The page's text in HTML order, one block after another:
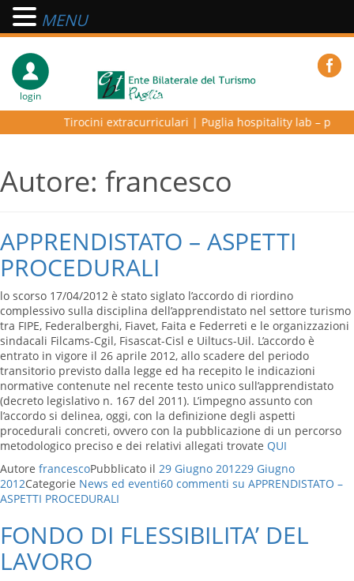
login
Tirocini extracurriculari|Puglia hospitality lab –
Autore: francesco
APPRENDISTATO – ASPETTI
PROCEDURALI
lo scorso 17/04/2012 è stato siglato l’accordo di riordino
complessivo sulla disciplina dell’apprendistato nel settore turismo
tra FIPE, Federalberghi, Fiavet, Faita e Federreti e le organizzazioni
sindacali Filcams-Cgil, Fisascat-Cisl e Uiltucs-Uil. L’accordo è
entrato in vigore il 26 aprile 2012, allo scadere del periodo
transitorio previsto dalla legge ed ha recepito le indicazioni
normative contenute nel recente testo unico sull’apprendistato
(decreto legislativo n. 167 del 2011). L’impegno assunto con
l’accordo si delinea, oggi, con la definizione degli aspetti
procedurali concreti, ovvero con la pubblicazione di un percorso
metodologico preciso e dei relativi allegati trovate QUI
Autore francescoPubblicato il 29 Giugno 201229 Giugno
2012Categorie News ed eventi60 commenti su APPRENDISTATO –
ASPETTI PROCEDURALI
FONDO DI FLESSIBILITA’ DEL
LAVORO
MENU